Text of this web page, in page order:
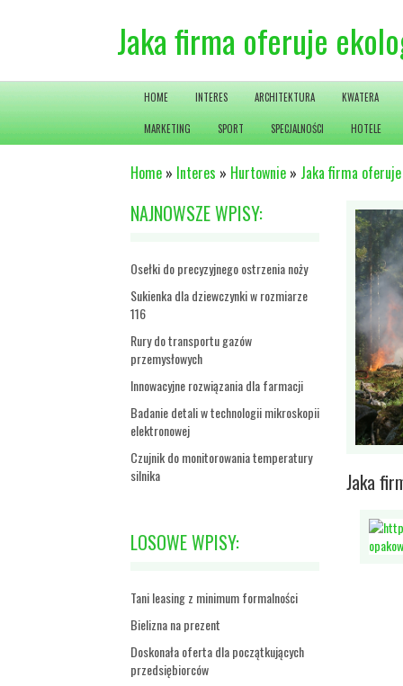
Jaka firma oferuje
HOME INTERES ARCHITEKTURA KWATERA
MARKETING SPORT SPECJALNOŚCI HOTELE
Home » Interes » Hurtownie » Jaka firma
NAJNOWSZE WPISY:
Osełki do precyzyjnego ostrzenia noży
Sukienka dla dziewczynki w rozmiarze
116
Rury do transportu gazów
przemysłowych
Innowacyjne rozwiązania dla farmacji
Badanie detali w technologii mikroskopii
elektronowej
Czujnik do monitorowania temperatury
silnika
LOSOWE WPISY:
Tani leasing z minimum formalności
Bielizna na prezent
Doskonała oferta dla początkujących
przedsiębiorców
Jaka